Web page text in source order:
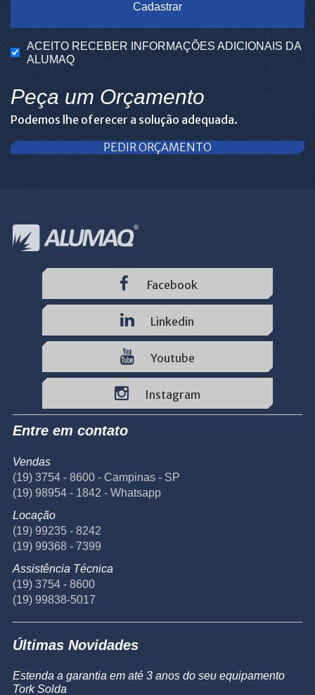
Cadastrar
ACEITO RECEBER INFORMAÇÕES ADICIONAIS DA
ALUMAQ
Peça um Orçamento
Podemos lhe oferecer a solução adequada.
PEDIR ORÇAMENTO
Facebook
Linkedin
Youtube
Instagram
Entre em contato
Vendas
(19) 3754 - 8600 - Campinas - SP
(19) 98954 - 1842 - Whatsapp
Locação
(19) 99235 - 8242
(19) 99368 - 7399
Assistência Técnica
(19) 3754 - 8600
(19) 99838-5017
Últimas Novidades
Estenda a garantia em até 3 anos do seu equipamento
Tork Solda